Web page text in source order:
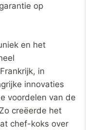
op
en het
in
innovaties
voordelen van de
creëerde het
chef-koks over